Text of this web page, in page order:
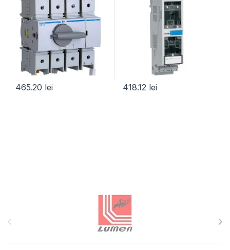
465.20 lei 418.12 lei